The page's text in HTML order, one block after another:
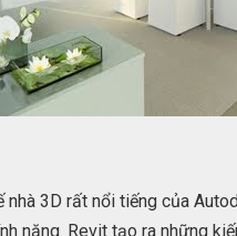
nhà 3D rất nổi tiếng của
năng. Revit tạo ra những